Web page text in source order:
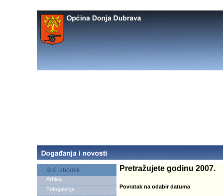
Brzi izbornik
Arhiva
Fotogalerija
Pretražujete godinu 2007.
Povratak na odabir datuma